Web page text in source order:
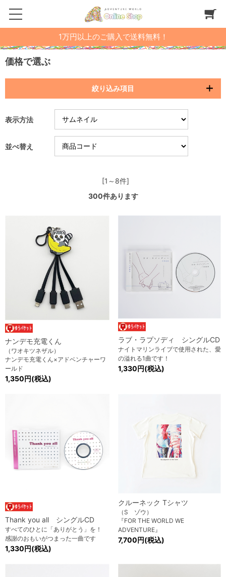
1万円以上のご購入で送料無料！
価格で選ぶ
絞り込み項目
表示方法
並べ替え
[1～8件]
300件あります
ナンデモ充電くん
（ワオキツネザル）
ナンデモ充電くん×アドベンチャーワ
ールド
1,350円(税込)
ラブ・ラプソディ シングルCD
ナイトマリンライブで使用された、愛
の溢れる1曲です！
1,330円(税込)
Thank you all シングルCD
すべてのひとに「ありがとう」を！
感謝のおもいがつまった一曲です
1,330円(税込)
クルーネック Tシャツ
（S ゾウ）
『FOR THE WORLD WE
ADVENTURE』
7,700円(税込)